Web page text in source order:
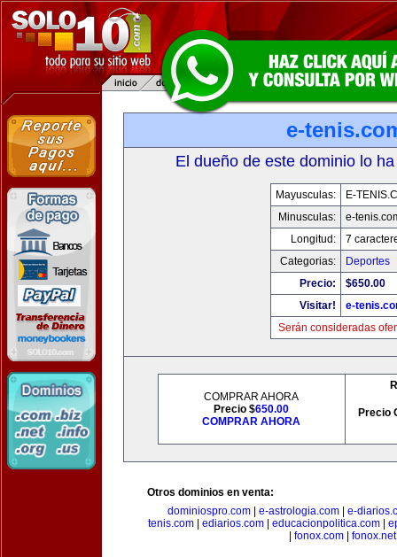
e-
El dueño de este dominio lo
Mayusculas:
E-
Minusculas:
e-
Longitud:
7
Categorias:
Deportes
Precio:
$650.00
Visitar!
e-
Serán consideradas
COMPRAR AHORA
Precio $650.00
COMPRAR AHORA
Precio
Otros dominios en venta:
dominiospro.com
e-astrologia.com
e-
tenis.com
ediarios.com educacionpolitica.com
fonox.com| fonox.net